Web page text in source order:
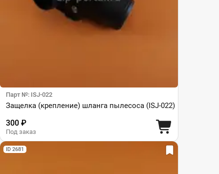
Парт №: ISJ-022
Защелка (крепление) шланга пылесоса (ISJ-022)
300 ₽
Под заказ
ID 2681